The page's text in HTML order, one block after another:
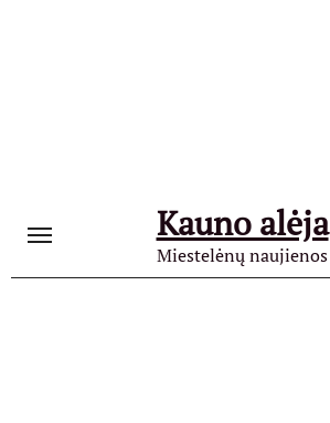
Kauno alėja
Miestelėnų naujienos